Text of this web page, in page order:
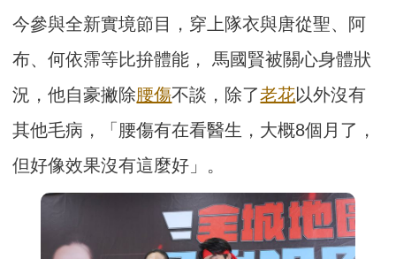
今參與全新實境節目，穿上隊衣與唐從聖、阿
布、何依霈等比拚體能， 馬國賢被關心身體狀
況，他自豪撇除腰傷不談，除了老花以外沒有
其他毛病，「腰傷有在看醫生，大概8個月了，
但好像效果沒有這麼好」。